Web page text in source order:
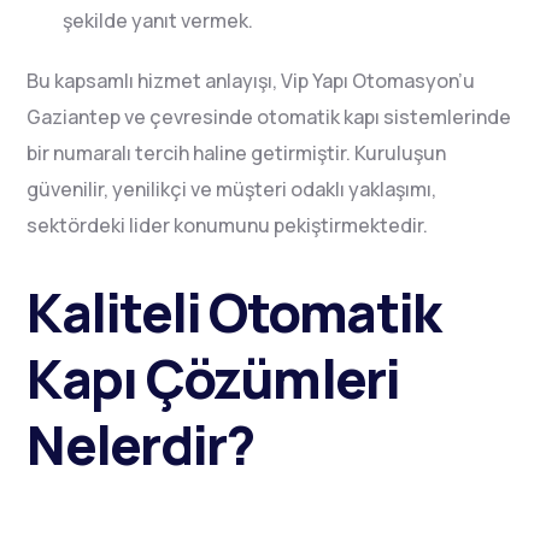
şekilde yanıt vermek.
Bu kapsamlı hizmet anlayışı, Vip Yapı Otomasyon’u
Gaziantep ve çevresinde otomatik kapı sistemlerinde
bir numaralı tercih haline getirmiştir. Kuruluşun
güvenilir, yenilikçi ve müşteri odaklı yaklaşımı,
sektördeki lider konumunu pekiştirmektedir.
Kaliteli Otomatik
Kapı Çözümleri
Nelerdir?